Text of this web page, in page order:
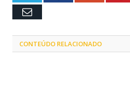
Email
CONTEÚDO RELACIONADO